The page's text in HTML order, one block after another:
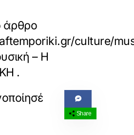
άρθρο
culture/
– Η
.
Share